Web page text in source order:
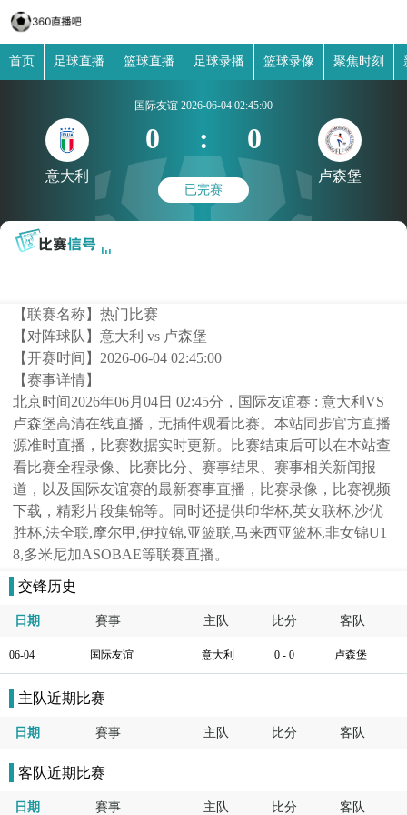
首页 足球直播 篮球直播 足球录播 篮球录像 聚焦时刻
意大利
国际友谊 2026-06-04 02:45:00
0 : 0
已完赛
卢森堡
【联赛名称】热门比赛
【对阵球队】意大利 vs 卢森堡
【开赛时间】 2026-06-04 02:45:00
【赛事详情】
北京时间2026年06月04日 02:45分，国际友谊赛 : 意大利VS
卢森堡高清在线直播，无插件观看比赛。本站同步官方直播
源准时直播，比赛数据实时更新。比赛结束后可以在本站查
看比赛全程录像、比赛比分、赛事结果、赛事相关新闻报
道，以及国际友谊赛的最新赛事直播，比赛录像，比赛视频
下载，精彩片段集锦等。同时还提供印华杯,英女联杯,沙优
胜杯,法全联,摩尔甲,伊拉锦,亚篮联,马来西亚篮杯,非女锦U1
8,多米尼加ASOBAE等联赛直播。
交锋历史
日期 賽事 主队 比分 客队
06-04 国际友谊 意大利 0 - 0 卢森堡
主队近期比赛
日期 賽事 主队 比分 客队
客队近期比赛
日期 賽事 主队 比分 客队